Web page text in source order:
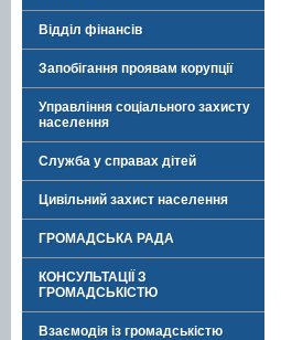
Відділ фінансів
Запобігання проявам корупції
Управління соціального захисту
населення
Служба у справах дітей
Цивільний захист населення
ГРОМАДСЬКА РАДА
КОНСУЛЬТАЦІЇ З
ГРОМАДСЬКІСТЮ
Взаємодія із громадськістю